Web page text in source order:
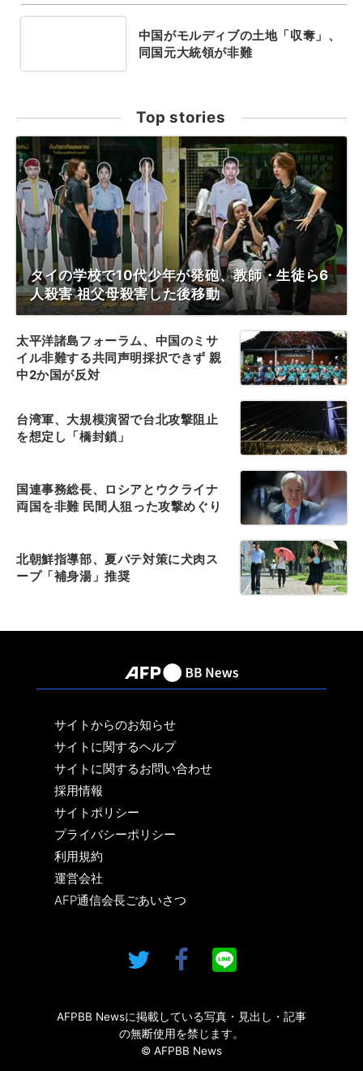
中国がモルディブの土地「収奪」、
同国元大統領が非難
Top stories
タイの学校で10代少年が発砲、教師・生徒ら6
人殺害 祖父母殺害した後移動
太平洋諸島フォーラム、中国のミサ
イル非難する共同声明採択できず 親
中2か国が反対
台湾軍、大規模演習で台北攻撃阻止
を想定し「橋封鎖」
国連事務総長、ロシアとウクライナ
両国を非難 民間人狙った攻撃めぐり
北朝鮮指導部、夏バテ対策に犬肉ス
ープ「補身湯」推奨
サイトからのお知らせ
サイトに関するヘルプ
サイトに関するお問い合わせ
採用情報
サイトポリシー
プライバシーポリシー
利用規約
運営会社
AFP通信会長ごあいさつ
AFPBB Newsに掲載している写真・見出し・記事
の無断使用を禁じます。
© AFPBB News